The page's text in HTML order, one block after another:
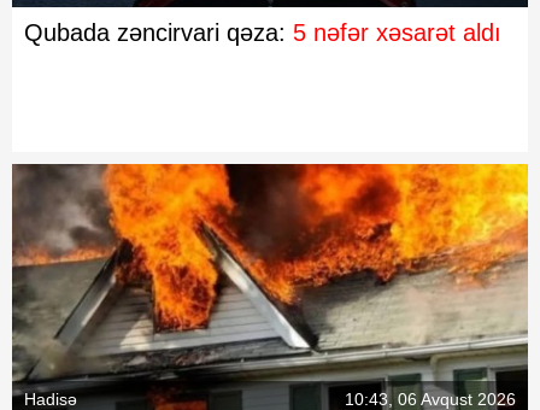
Qubada zəncirvari qəza: 5 nəfər xəsarət aldı
Hadisə 10:43, 06 Avqust 2026